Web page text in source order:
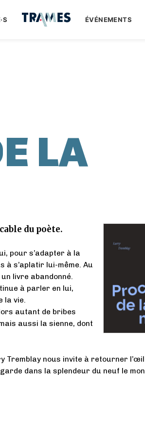
ÉVÉNEMENTS
LA
du poète.
pour s’adapter à la
à s’aplatir lui-même. Au
livre abandonné.
à parler en lui,
la vie.
autant de bribes
aussi la sienne, dont
Tremblay nous invite à retourner
dans la splendeur du neuf le